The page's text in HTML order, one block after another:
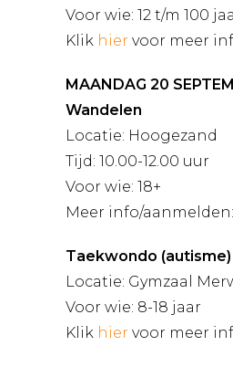
Voor wie: 12 t/m 100
Klik hier voor meer
MAANDAG 20
Wandelen
Locatie: Hoogezand
Tijd: 10.00-12.00 uur
Voor wie: 18+
Meer info/aanmelden:
Taekwondo (autisme)
Locatie: Gymzaal
Voor wie: 8-18 jaar
Klik hier voor meer